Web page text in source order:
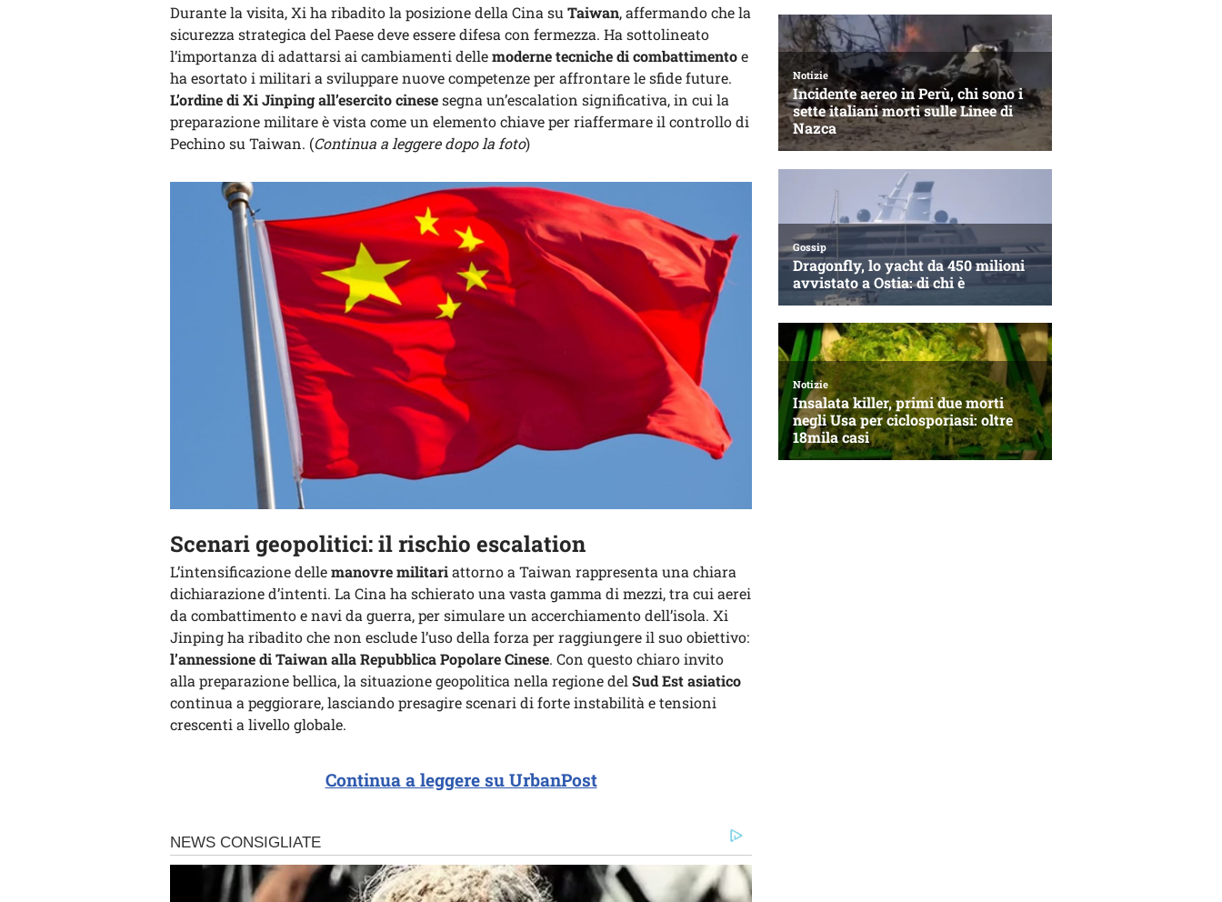
Durante la visita, Xi ha ribadito la posizione della Cina su Taiwan, affermando che la
sicurezza strategica del Paese deve essere difesa con fermezza. Ha sottolineato
l’importanza di adattarsi ai cambiamenti dellemoderne tecniche di combattimentoe
ha esortato i militari a sviluppare nuove competenze per affrontare le sfide future.
L’ordine di Xi Jinping all’esercito cinesesegna un’escalation significativa, in cui la
preparazione militare è vista come un elemento chiave per riaffermare il controllo di
Pechino su Taiwan. (Continua a leggere dopo la foto)
Scenari geopolitici: il rischio escalation
L’intensificazione dellemanovre militariattorno a Taiwan rappresenta una chiara
dichiarazione d’intenti. La Cina ha schierato una vasta gamma di mezzi, tra cui aerei
da combattimento e navi da guerra, per simulare un accerchiamento dell’isola. Xi
Jinping ha ribadito che non esclude l’uso della forza per raggiungere il suo obiettivo:
l’annessione di Taiwan alla Repubblica Popolare Cinese. Con questo chiaro invito
alla preparazione bellica, la situazione geopolitica nella regione del Sud Est asiatico
continua a peggiorare, lasciando presagire scenari di forte instabilità e tensioni
crescenti a livello globale.
Continua a leggere su UrbanPost